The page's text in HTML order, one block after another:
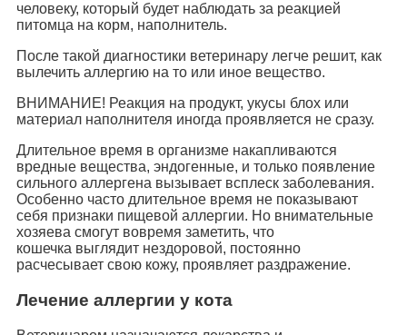
человеку, который будет наблюдать за реакцией
питомца на корм, наполнитель.
После такой диагностики ветеринару легче решит, как
вылечить аллергию на то или иное вещество.
ВНИМАНИЕ! Реакция на продукт, укусы блох или
материал наполнителя иногда проявляется не сразу.
Длительное время в организме накапливаются
вредные вещества, эндогенные, и только появление
сильного аллергена вызывает всплеск заболевания.
Особенно часто длительное время не показывают
себя признаки пищевой аллергии. Но внимательные
хозяева смогут вовремя заметить, что
кошечка выглядит нездоровой, постоянно
расчесывает свою кожу, проявляет раздражение.
Лечение аллергии у кота